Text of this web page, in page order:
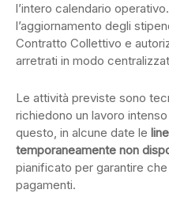
l’intero calendario
l’aggiornamento degli
Contratto Collettivo e
arretrati in modo
Le attività previste sono
richiedono un lavoro
questo, in alcune date le
temporaneamente non
pianificato per garantire
pagamenti.